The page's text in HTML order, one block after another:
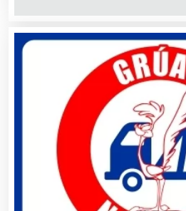
Artículos Deportivos
Artículos Importados
Artículos para el Hogar